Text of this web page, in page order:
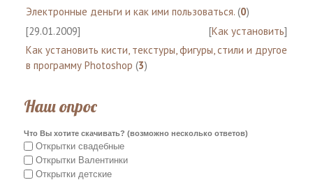
Электронные деньги и как ими пользоваться. (0)
[29.01.2009]
[Как установить]
Как установить кисти, текстуры, фигуры, стили и другое
в программу Photoshop (3)
Наш опрос
Что Вы хотите скачивать? (возможно несколько ответов)
Открытки свадебные
Открытки Валентинки
Открытки детские